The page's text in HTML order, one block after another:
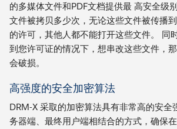
的多媒体文件和PDF文档提供最 高安全级
文件被拷贝多少次，无论这些文件被传播
的许可，其他人都不能打开这些文件。 同
到您许可证的情况下，想串改这些文件，
会破损。
高强度的安全加密算法
DRM-X 采取的加密算法具有非常高的安全
务器端、最终用户端相结合的方式，确保